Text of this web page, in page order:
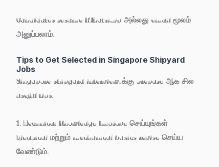
Candidates resume WhatsApp அல்லது email மூலம்
அனுப்பலாம்.
Tips to Get Selected in Singapore Shipyard
Jobs
Singapore shipyard interview-க்கு prepare ஆக சில
useful tips.
1. Technical Knowledge Improve செய்யுங்கள்
Electrical மற்றும் mechanical basics revise செய்ய
வேண்டும்.